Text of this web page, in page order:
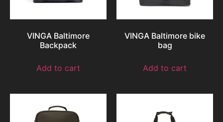
VINGA Baltimore
Backpack
Add to cart
VINGA Baltimore bike
bag
Add to cart